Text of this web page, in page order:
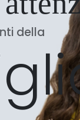
della